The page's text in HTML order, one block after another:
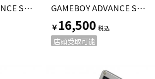
GAMEBOY ADVANCE SP AGS-001 ネイビー
GAMEBOY ADVANCE SP AGS-001
￥16,500
店頭受取可能